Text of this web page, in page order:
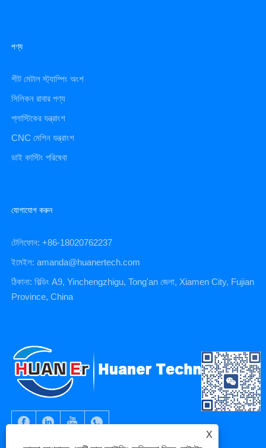
পণ্য
শীট মেটাল স্ট্যাম্পিং অংশ
সিলিকন রাবার পণ্য
প্লাস্টিকের যন্ত্রাংশ
CNC মেশিন যন্ত্রাংশ
ডাই কাস্টিং পরিষেবা
যোগাযোগ করুন
টেলিফোন: +86-18020762237
ইমেইল: amanda@huanertech.com
ঠিকানা: বিল্ডিং A9, Yinchengzhigu, Tong'an জেলা, Xiamen City, Fujian
Province, China
X